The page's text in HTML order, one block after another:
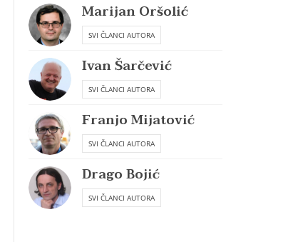
Marijan Oršolić
SVI ČLANCI AUTORA
Ivan Šarčević
SVI ČLANCI AUTORA
Franjo Mijatović
SVI ČLANCI AUTORA
Drago Bojić
SVI ČLANCI AUTORA